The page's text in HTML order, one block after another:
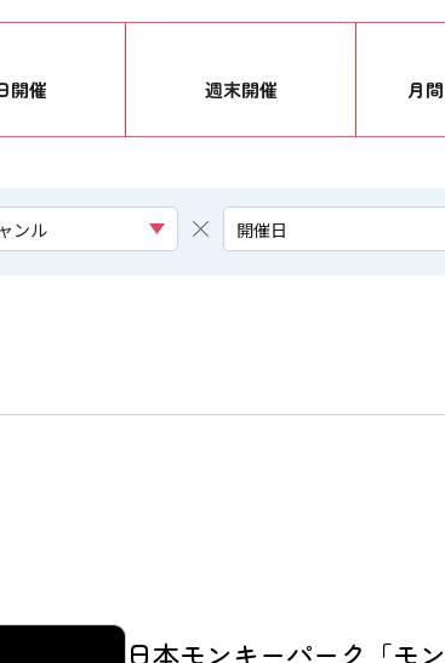
開催 週末開催 月
ンル 開催日
日本モンキーパーク「モ